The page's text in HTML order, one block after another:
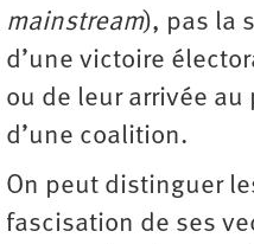
mainstream), pas la
d’une victoire
ou de leur arrivée
d’une coalition.
On peut distinguer
fascisation de ses